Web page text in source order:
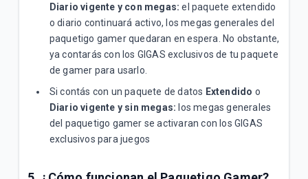
Diario vigente y con megas: el paquete extendido
o diario continuará activo, los megas generales del
paquetigo gamer quedaran en espera. No obstante,
ya contarás con los GIGAS exclusivos de tu paquete
de gamer para usarlo.
Si contás con un paquete de datos Extendido o
Diario vigente y sin megas: los megas generales
del paquetigo gamer se activaran con los GIGAS
exclusivos para juegos